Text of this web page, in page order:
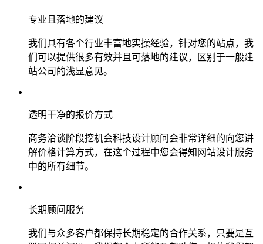
专业且落地的建议
我们具有各个行业丰富地实操经验，针对您的站点，我
们可以提供很多有效并且可落地的建议，区别于一般建
站公司的浅显意见。
透明干净的报价方式
商务洽谈阶段挖机会科技设计顾问会非常详细的向您讲
解价格计算方式，在这个过程中您会得知网站设计服务
中的所有细节。
长期顾问服务
我们与众多客户都保持长期稳定的合作关系，只要是互